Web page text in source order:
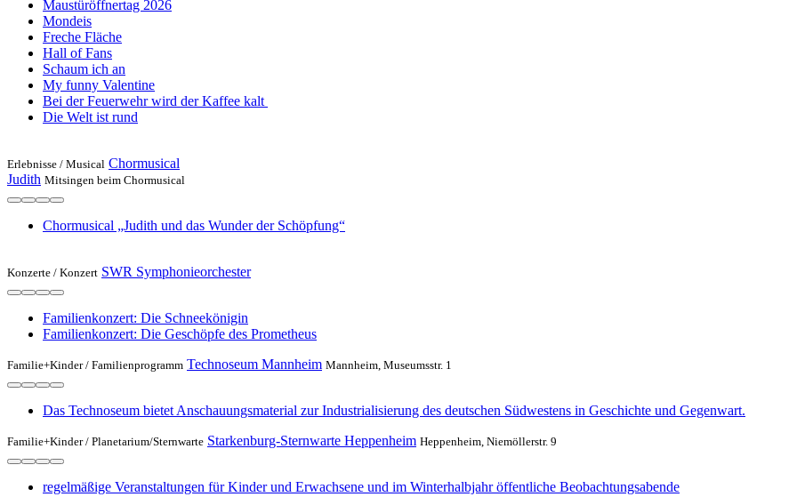
Maustüröffnertag 2026
Mondeis
Freche Fläche
Hall of Fans
Schaum ich an
My funny Valentine
Bei der Feuer­wehr wird der Kaffee kalt
Die Welt ist rund
Erlebnisse / Musical Chormusical
Judith Mitsingen beim Chormusical
Chormusical „Judith und das Wunder der Schöpfung“
Konzerte / Konzert SWR Symphonieorchester
Familienkonzert: Die Schneekönigin
Familienkonzert: Die Geschöpfe des Prometheus
Familie+Kinder / Familienprogramm Technoseum Mannheim Mannheim, Museumsstr. 1
Das Technoseum bietet Anschauungsmaterial zur Industrialisierung des deutschen Südwestens in Geschichte und Gegenwart.
Familie+Kinder / Planetarium/Sternwarte Starkenburg-Sternwarte Heppenheim Heppenheim, Niemöllerstr. 9
regelmäßige Veranstaltungen für Kinder und Erwachsene und im Winterhalbjahr öffentliche Beobachtungsabende